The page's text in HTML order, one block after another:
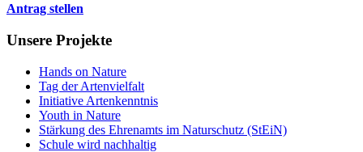
Antrag stellen
Unsere Projekte
Hands on Nature
Tag der Artenvielfalt
Initiative Artenkenntnis
Youth in Nature
Stärkung des Ehrenamts im Naturschutz (StEiN)
Schule wird nachhaltig